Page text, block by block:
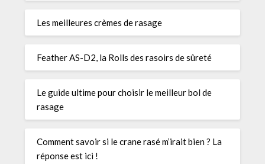
Les meilleures crèmes de rasage
Feather AS-D2, la Rolls des rasoirs de sûreté
Le guide ultime pour choisir le meilleur bol de
rasage
Comment savoir si le crane rasé m’irait bien ? La
réponse est ici !